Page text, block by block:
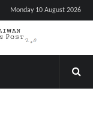
Monday 10 August 2026